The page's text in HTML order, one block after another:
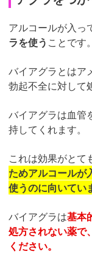
アルコールが入っ
ラを使う ことです。
バイアグラとはア
勃起不全に対して
バイアグラは血管
持してくれます。
これは効果がとて
ためアルコールが
使うのに向いてい
バイアグラは基本
処方されない薬で
ください。